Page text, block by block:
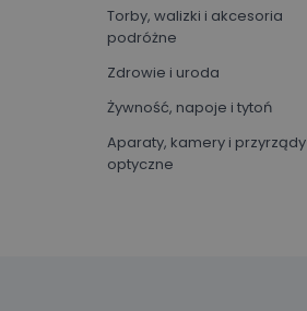
Torby, walizki i akcesoria
podróżne
Zdrowie i uroda
Żywność, napoje i tytoń
Aparaty, kamery i przyrządy
optyczne